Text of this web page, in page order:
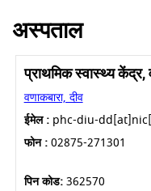
अस्पताल
प्राथमिक स्वास्थ्य केंद्र,
वणाकबारा, दीव
ईमेल :phc-diu-
फोन :02875-271301
पिन कोड:362570